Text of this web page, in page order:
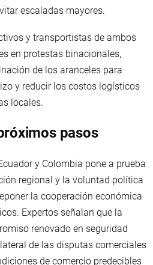
escaladas mayores.
y transportistas de ambos
en protestas binacionales,
de los aranceles para
y reducir los costos logísticos
locales.
pasos
y Colombia pone a prueba
regional y la voluntad política
la cooperación económica
Expertos señalan que la
renovado en seguridad
de las disputas comerciales
de comercio predecibles